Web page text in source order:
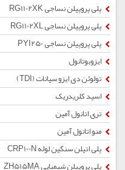
پلی پروپیلن نساجی RG1102XK
پلی پروپیلن نساجی RG1102XL
پلی پروپیلن نساجی PYI250
ایزوبوتانول
تولوئن دی ایزو سیانات (TDI)
اسید کلریدریک
تری اتانول آمین
منو اتانول آمین
پلی اتیلن سنگین لوله CRP100N
پلی پروپیلن شیمیایی ZH515MA